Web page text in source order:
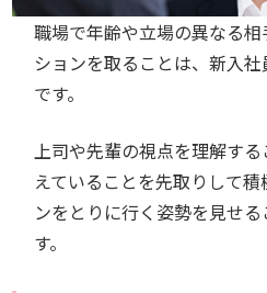
職場で年齢や立場の異なる
ションを取ることは、新入
です。
上司や先輩の視点を理解す
えていることを先取りして
ンをとりに行く姿勢を見せ
す。